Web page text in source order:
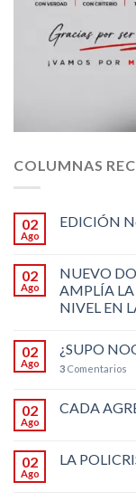
COLUMNAS
02
Ago
EDICIÓN
02
Ago
NUEVO
AMPLÍA
NIVEL EN
02
Ago
¿SUPO
3 Comentarios
02
Ago
CADA
02
Ago
LA